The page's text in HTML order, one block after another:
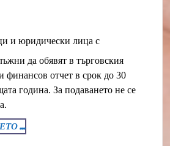
и юридически лица с
да обявят в търговския
финансов отчет в срок до 30
година. За подаването не се
...ПРОДЪЛЖИ